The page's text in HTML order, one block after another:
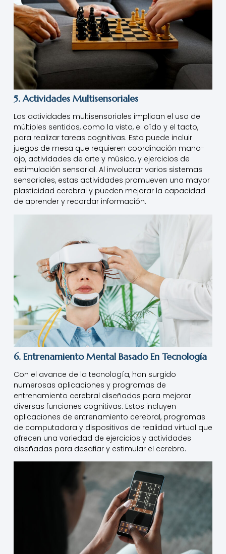
5. Actividades Multisensoriales
Las actividades multisensoriales implican el uso de
múltiples sentidos, como la vista, el oído y el tacto,
para realizar tareas cognitivas. Esto puede incluir
juegos de mesa que requieren coordinación mano-
ojo, actividades de arte y música, y ejercicios de
estimulación sensorial. Al involucrar varios sistemas
sensoriales, estas actividades promueven una mayor
plasticidad cerebral y pueden mejorar la capacidad
de aprender y recordar información.
6. Entrenamiento Mental Basado En Tecnología
Con el avance de la tecnología, han surgido
numerosas aplicaciones y programas de
entrenamiento cerebral diseñados para mejorar
diversas funciones cognitivas. Estos incluyen
aplicaciones de entrenamiento cerebral, programas
de computadora y dispositivos de realidad virtual que
ofrecen una variedad de ejercicios y actividades
diseñadas para desafiar y estimular el cerebro.